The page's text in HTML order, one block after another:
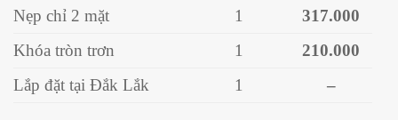
Nẹp chỉ 2 mặt 1
317.000
Khóa tròn trơn
1
210.000
Lắp đặt tại Đắk Lắk
1 –